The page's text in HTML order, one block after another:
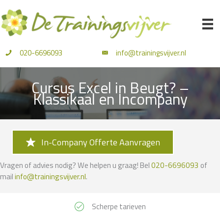
naar
de
inhoud
020-6696093 info@trainingsvijver.nl
Cursus Excel in Beugt? –
Klassikaal en Incompany
In-Company Offerte Aanvragen
Vragen of advies nodig? We helpen u graag! Bel020-6696093 of
mailinfo@trainingsvijver.nl.
Scherpe tarieven